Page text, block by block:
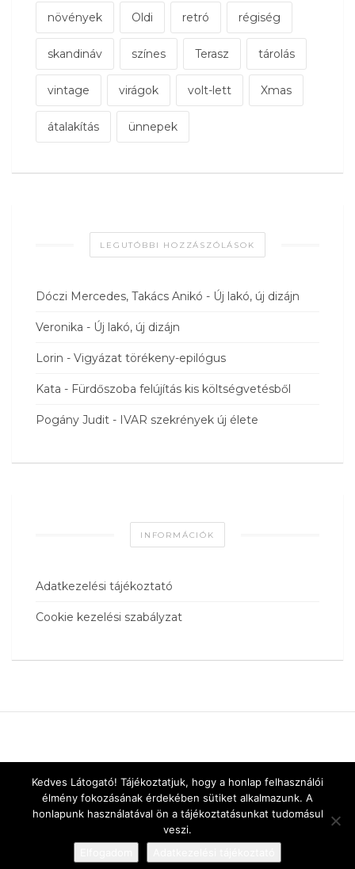
növények Oldi retró régiség
skandináv színes Terasz tárolás
vintage virágok volt-lett Xmas
átalakítás ünnepek
LEGUTÓBBI HOZZÁSZÓLÁSOK
Dóczi Mercedes, Takács Anikó - Új lakó, új dizájn
Veronika - Új lakó, új dizájn
Lorin - Vigyázat törékeny-epilógus
Kata - Fürdőszoba felújítás kis költségvetésből
Pogány Judit - IVAR szekrények új élete
INFORMÁCIÓK
Adatkezelési tájékoztató
Cookie kezelési szabályzat
Kedves Látogató! Tájékoztatjuk, hogy a honlap felhasználói
élmény fokozásának érdekében sütiket alkalmazunk. A
honlapunk használatával ön a tájékoztatásunkat tudomásul
veszi.